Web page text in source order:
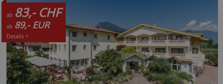
ab 83,- CHF
ab 89,- EUR
Details +